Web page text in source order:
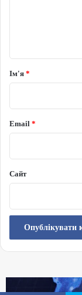
Ім'я *
Email *
Сайт